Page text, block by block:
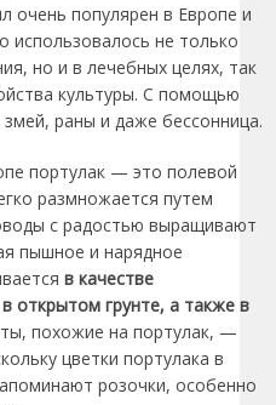
очень популярен в Европе и
использовалось не только
но и в лечебных целях, так
культуры. С помощью
змей, раны и даже бессонница.
портулак — это полевой
размножается путем
с радостью выращивают
пышное и нарядное
в качестве
открытом грунте, а также в
похожие на портулак, —
цветки портулака в
розочки, особенно